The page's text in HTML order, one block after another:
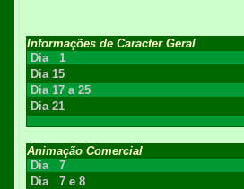
Informações de Caracter Geral
Dia 1
Dia 15
Dia 17 a 25
Dia 21
Animação Comercial
Dia 7
Dia 7 e 8